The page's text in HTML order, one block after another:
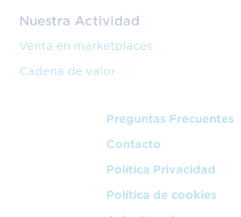
Nuestra Actividad
Venta en marketplaces
Cadena de valor
Preguntas Frecuentes
Contacto
Política Privacidad
Política de cookies